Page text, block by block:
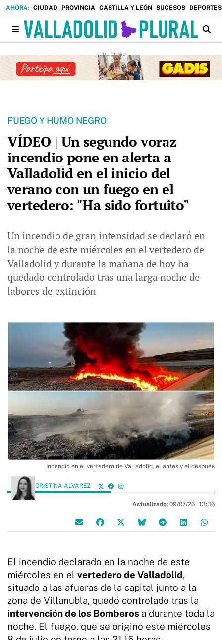
CIUDAD PROVINCIA CASTILLA Y LEÓN SUCESOS DEPORTES
FUEGO Y HUMO NEGRO
VÍDEO | Un segundo voraz
incendio pone en alerta a
Valladolid en el inicio del
verano con un fuego en el
vertedero: "Ha sido fortuito"
Un incendio de gran intensidad se declaró en
la noche de este miércoles en el vertedero de
Valladolid y durante la mañana de hoy ha
quedado controlado tras una larga noche de
labores de extinción
Incendio en el vertedero de Valladolid, el antes y el después
CRISTINA ÁLVAREZ
Actualizado: 09/07/26 | 13:36
El incendio declarado en la noche de este
miércoles en el vertedero de Valladolid,
situado a las afueras de la capital junto a la
zona de Villanubla, quedó controlado tras la
intervención de los Bomberos a durante toda la
noche. El fuego, que se originó este miércoles